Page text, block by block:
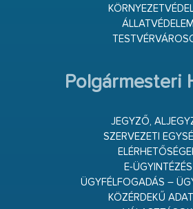
ÁLLATVÉDELEM
Polgármesteri
JEGYZŐ,
SZERVEZETI
E-ÜGYINTÉZÉS
ÜGYFÉLFOGADÁS –
KÖZÉRDEKŰ